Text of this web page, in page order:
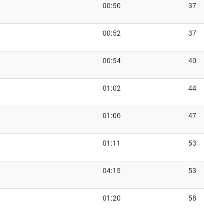
00:50 37
00:52 37
00:54 40
01:02 44
01:06 47
01:11 53
04:15 53
01:20 58